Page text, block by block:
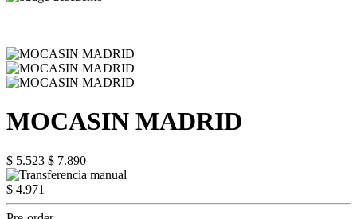
MOCASIN MADRID
$ 5.523 $ 7.890
$ 4.971